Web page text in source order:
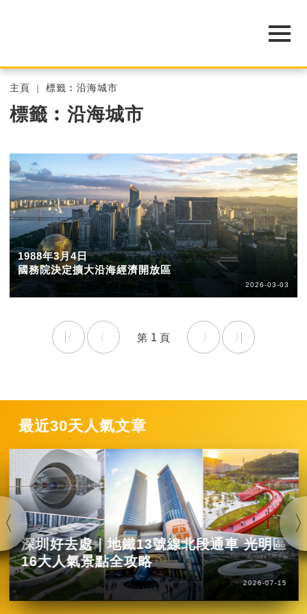
主頁 標籤︰沿海城市
標籤︰沿海城市
1988年3月4日
國務院決定擴大沿海經濟開放區
2026-03-03
1
最近30天人氣文章
深圳好去處｜地鐵13號線北段通車 光明區
16大人氣景點全攻略
2026-07-15